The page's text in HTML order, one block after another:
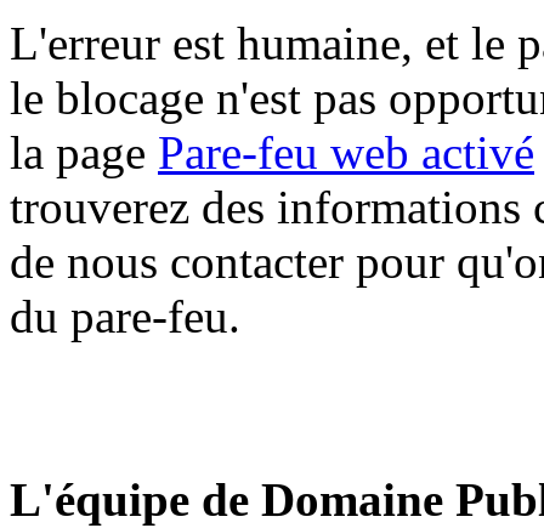
L'erreur est humaine, et le
le blocage n'est pas
la page Pare-feu web activé
trouverez des informations
de nous contacter pour
du pare-feu.
L'équipe de Domaine